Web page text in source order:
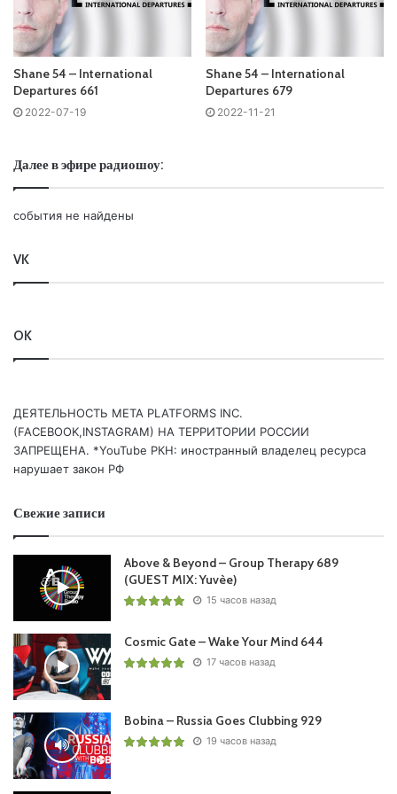
09. Drumstone – Lost River /AFTR:HRS/ 50:13
10. ilan Bluestone feat Giuseppe De Luca – I Believe
(PROFF Remix) /Anjunabeats/ 57:41
Shane 54 – International
Departures 661
2022-07-19
Shane 54 – International
Departures 679
2022-11-21
Далее в эфире радиошоу:
события не найдены
VK
OK
ДЕЯТЕЛЬНОСТЬ МЕТА PLATFORMS INC.
(FACEBOOK,INSTAGRAM) НА ТЕРРИТОРИИ РОССИИ
ЗАПРЕЩЕНА. *YouTube РКН: иностранный владелец ресурса
нарушает закон РФ
Свежие записи
Above & Beyond – Group Therapy 689
(GUEST MIX: Yuvèe)
15 часов назад
Cosmic Gate – Wake Your Mind 644
17 часов назад
Bobina – Russia Goes Clubbing 929
19 часов назад